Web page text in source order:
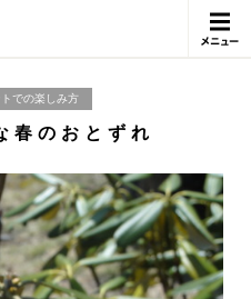
メニュ
での楽しみ方
春のおとずれ